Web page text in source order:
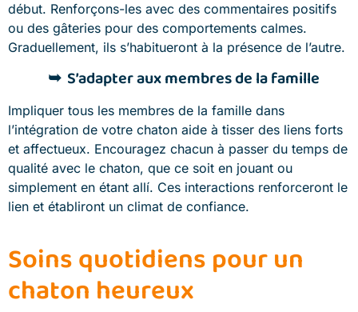
début. Renforçons-les avec des commentaires positifs
ou des gâteries pour des comportements calmes.
Graduellement, ils s’habitueront à la présence de l’autre.
S’adapter aux membres de la famille
Impliquer tous les membres de la famille dans
l’intégration de votre chaton aide à tisser des liens forts
et affectueux. Encouragez chacun à passer du temps de
qualité avec le chaton, que ce soit en jouant ou
simplement en étant allí. Ces interactions renforceront le
lien et établiront un climat de confiance.
Soins quotidiens pour un
chaton heureux